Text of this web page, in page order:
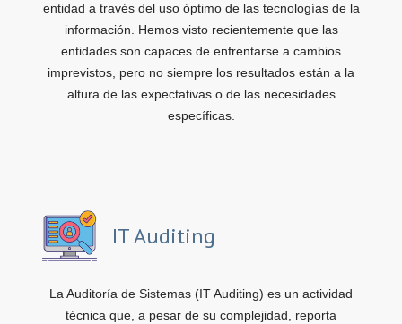
entidad a través del uso óptimo de las tecnologías de la
información. Hemos visto recientemente que las
entidades son capaces de enfrentarse a cambios
imprevistos, pero no siempre los resultados están a la
altura de las expectativas o de las necesidades
específicas.
IT Auditing
La Auditoría de Sistemas (IT Auditing) es un actividad
técnica que, a pesar de su complejidad, reporta